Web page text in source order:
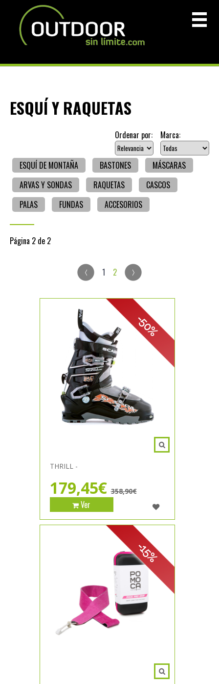
ESQUÍ Y RAQUETAS
Ordenar por: Marca:
ESQUÍ DE MONTAÑA BASTONES
MÁSCARAS
ARVAS Y SONDAS
RAQUETAS
CASCOS
PALAS
FUNDAS ACCESORIOS
Página 2 de 2
1 2
-50%
THRILL -
179,45€ 358,90€
Ver
-15%